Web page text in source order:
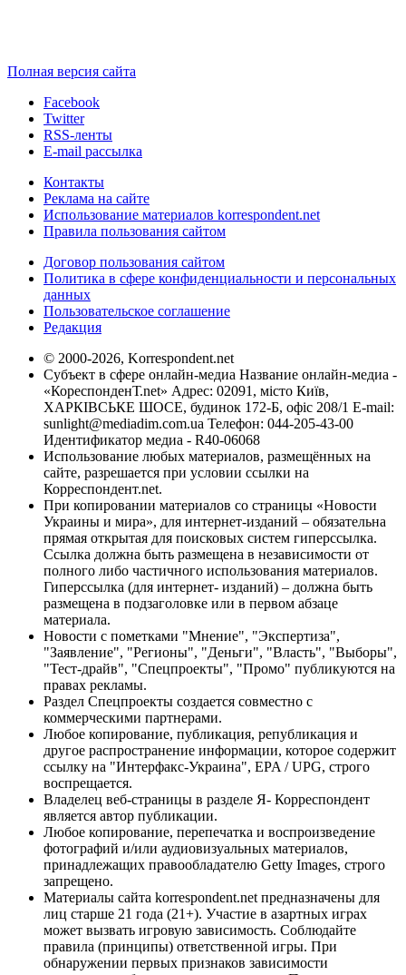
Полная версия сайта
Facebook
Twitter
RSS-ленты
E-mail рассылка
Контакты
Реклама на сайте
Использование материалов korrespondent.net
Правила пользования сайтом
Договор пользования сайтом
Политика в сфере конфиденциальности и персональных
данных
Пользовательское соглашение
Редакция
© 2000-2026, Korrespondent.net
Субъект в сфере онлайн-медиа Название онлайн-медиа -
«КореспонденТ.net» Адрес: 02091, місто Київ,
ХАРКІВСЬКЕ ШОСЕ, будинок 172-Б, офіс 208/1 E-mail:
sunlight@mediadim.com.ua Телефон: 044-205-43-00
Идентификатор медиа - R40-06068
Использование любых материалов, размещённых на
сайте, разрешается при условии ссылки на
Корреспондент.net.
При копировании материалов со страницы «Новости
Украины и мира», для интернет-изданий – обязательна
прямая открытая для поисковых систем гиперссылка.
Ссылка должна быть размещена в независимости от
полного либо частичного использования материалов.
Гиперссылка (для интернет- изданий) – должна быть
размещена в подзаголовке или в первом абзаце
материала.
Новости с пометками "Мнение", "Экспертиза",
"Заявление", "Регионы", "Деньги", "Власть", "Выборы",
"Тест-драйв", "Спецпроекты", "Промо" публикуются на
правах рекламы.
Раздел Спецпроекты создается совместно с
коммерческими партнерами.
Любое копирование, публикация, републикация и
другое распространение информации, которое содержит
ссылку на "Интерфакс-Украина", EPA / UPG, строго
воспрещается.
Владелец веб-страницы в разделе Я- Корреспондент
является автор публикации.
Любое копирование, перепечатка и воспроизведение
фотографий и/или аудиовизуальных материалов,
принадлежащих правообладателю Getty Images, строго
запрещено.
Материалы сайта korrespondent.net предназначены для
лиц старше 21 года (21+). Участие в азартных играх
может вызвать игровую зависимость. Соблюдайте
правила (принципы) ответственной игры. При
обнаружении первых признаков зависимости